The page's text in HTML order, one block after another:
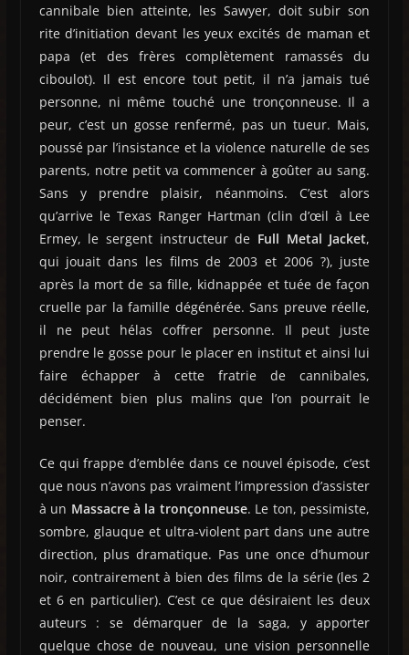
cannibale bien atteinte, les Sawyer, doit subir son
rite d’initiation devant les yeux excités de maman et
papa (et des frères complètement ramassés du
ciboulot). Il est encore tout petit, il n’a jamais tué
personne, ni même touché une tronçonneuse. Il a
peur, c’est un gosse renfermé, pas un tueur. Mais,
poussé par l’insistance et la violence naturelle de ses
parents, notre petit va commencer à goûter au sang.
Sans y prendre plaisir, néanmoins. C’est alors
qu’arrive le Texas Ranger Hartman (clin d’œil à Lee
Ermey, le sergent instructeur de Full Metal Jacket,
qui jouait dans les films de 2003 et 2006 ?), juste
après la mort de sa fille, kidnappée et tuée de façon
cruelle par la famille dégénérée. Sans preuve réelle,
il ne peut hélas coffrer personne. Il peut juste
prendre le gosse pour le placer en institut et ainsi lui
faire échapper à cette fratrie de cannibales,
décidément bien plus malins que l’on pourrait le
penser.
Ce qui frappe d’emblée dans ce nouvel épisode, c’est
que nous n’avons pas vraiment l’impression d’assister
à un Massacre à la tronçonneuse. Le ton, pessimiste,
sombre, glauque et ultra-violent part dans une autre
direction, plus dramatique. Pas une once d’humour
noir, contrairement à bien des films de la série (les 2
et 6 en particulier). C’est ce que désiraient les deux
auteurs : se démarquer de la saga, y apporter
quelque chose de nouveau, une vision personnelle